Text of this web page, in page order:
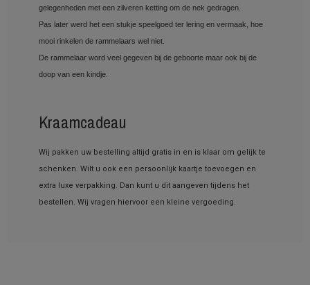
gelegenheden met een zilveren ketting om de nek gedragen.
Pas later werd het een stukje speelgoed ter lering en vermaak, hoe
mooi rinkelen de rammelaars wel niet.
De rammelaar word veel gegeven bij de geboorte maar ook bij de
doop van een kindje.
Kraamcadeau
Wij pakken uw bestelling altijd gratis in en is klaar om gelijk te
schenken. Wilt u ook een persoonlijk kaartje toevoegen en
extra luxe verpakking. Dan kunt u dit aangeven tijdens het
bestellen. Wij vragen hiervoor een kleine vergoeding.